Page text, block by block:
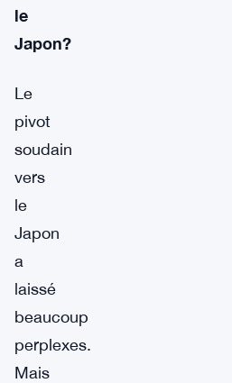
le
Japon?
Le
pivot
soudain
vers
le
Japon
a
laissé
beaucoup
perplexes.
Mais